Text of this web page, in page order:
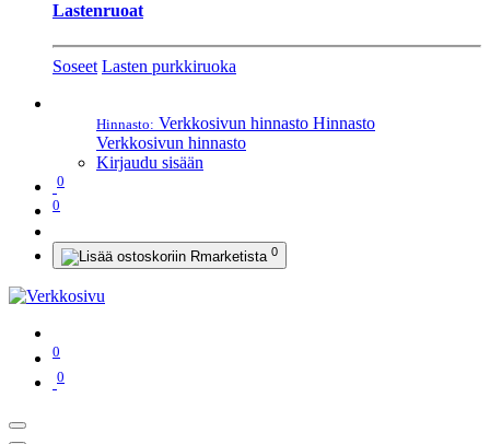
Lastenruoat
Soseet Lasten purkkiruoka
Hinnasto: Verkkosivun hinnasto Hinnasto
Verkkosivun hinnasto
Kirjaudu sisään
0
0
0
0
0